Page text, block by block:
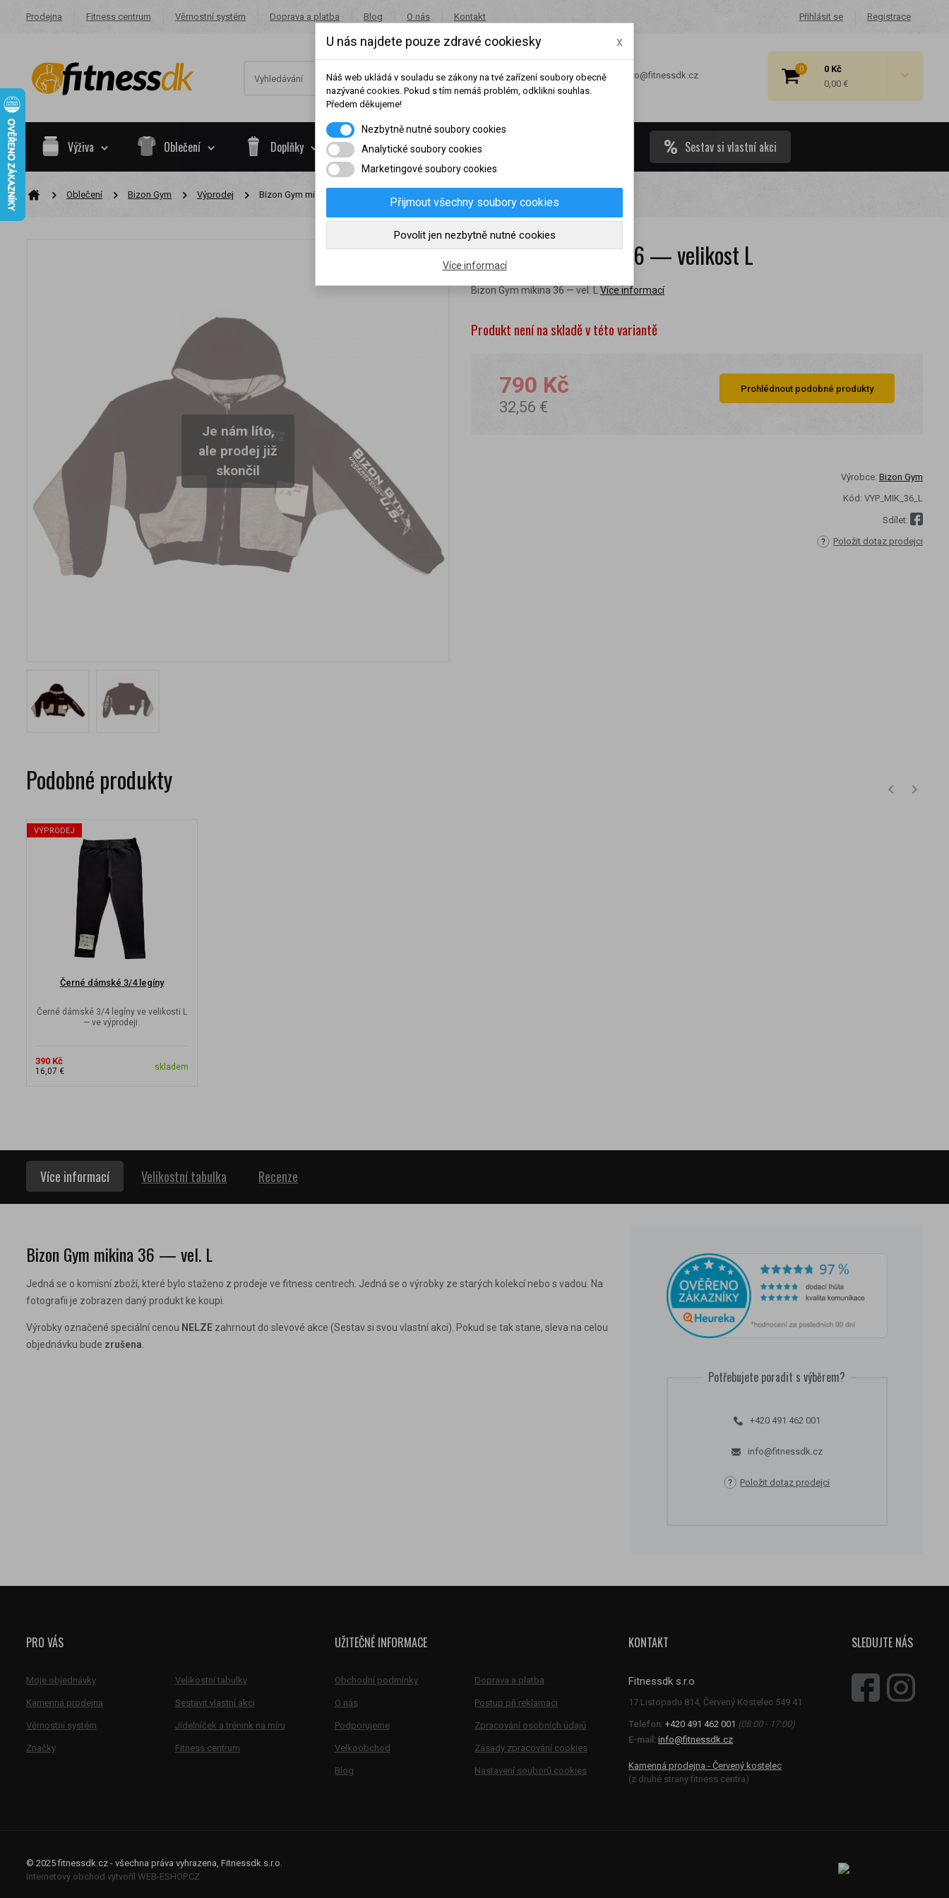
Registrace
Přihlásit se
Prodejna Fitness centrum Věrnostní systém Doprava a platba Blog O nás Kontakt
0
0 Kč
0,00 €
+420 491 462 001 info@fitnessdk.cz
Výživa Oblečení Doplňky Potraviny Akce Sestav si vlastní akci
Oblečení Bizon Gym Výprodej Bizon Gym mikina 36 — velikost L
Je nám líto,
ale prodej již
skončil
Bizon Gym mikina 36 — velikost L
Bizon Gym mikina 36 — vel. L Více informací
Produkt není na skladě v této variantě
790 Kč
32,56 €
Prohlédnout podobné produkty
Výrobce: Bizon Gym
Kód: VYP_MIK_36_L
Sdílet:
Položit dotaz prodejci
Podobné produkty
VÝPRODEJ
Černé dámské 3/4 legíny
Černé dámské 3/4 legíny ve velikosti L
— ve výprodeji.
390 Kč
16,07 € skladem
Více informací Velikostní tabulka Recenze
Bizon Gym mikina 36 — vel. L
Jedná se o komisní zboží, které bylo staženo z prodeje ve fitness centrech. Jedná se o výrobky ze starých kolekcí nebo s vadou. Na
fotografii je zobrazen daný produkt ke koupi.
Výrobky označené speciální cenou NELZE zahrnout do slevové akce (Sestav si svou vlastní akci). Pokud se tak stane, sleva na celou
objednávku bude zrušena
Potřebujete poradit s výběrem?
+420 491 462 001
info@fitnessdk.cz
Položit dotaz prodejci
PRO VÁS
Moje objednávky Velikostní tabulky
Kamenná prodejna Sestavit vlastní akci
Věrnostní systém Jídelníček a trénink na míru
Značky Fitness centrum
UŽITEČNÉ INFORMACE
Obchodní podmínky Doprava a platba
O nás Postup při reklamaci
Podporujeme Zpracování osobních údajů
Velkoobchod Zásady zpracování cookies
Blog Nastavení souborů cookies
KONTAKT
Fitnessdk s.r.o
Telefon: +420 491 462 001 (08:00 - 17:00)
E-mail: info@fitnessdk.cz
Kamenná prodejna - Červený kostelec
(z druhé strany fitness centra)
SLEDUJTE NÁS
© 2025 fitnessdk.cz - všechna práva vyhrazena, Fitnessdk s.r.o.
Internetový obchod vytvořil WEB-ESHOP.CZ
U nás najdete pouze zdravé cookiesky x
Náš web ukládá v souladu se zákony na tvé zařízení soubory obecně
nazývané cookies. Pokud s tím nemáš problém, odklikni souhlas.
Předem děkujeme!
Nezbytně nutné soubory cookies
Analytické soubory cookies
Marketingové soubory cookies
Přijmout všechny soubory cookies
Povolit jen nezbytně nutné cookies
Více informací